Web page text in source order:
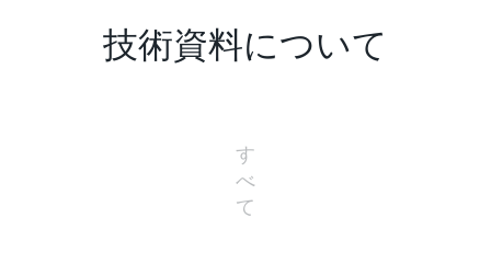
技術資料について
す
べ
て